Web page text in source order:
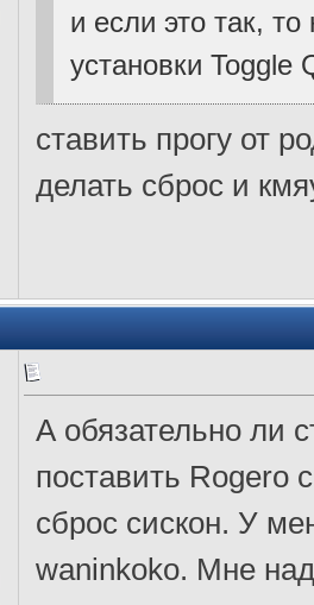
и если это так,
установки Toggle
ставить прогу от
делать сброс и
А обязательно ли
поставить Rogero
сброс сискон. У
waninkoko. Мне